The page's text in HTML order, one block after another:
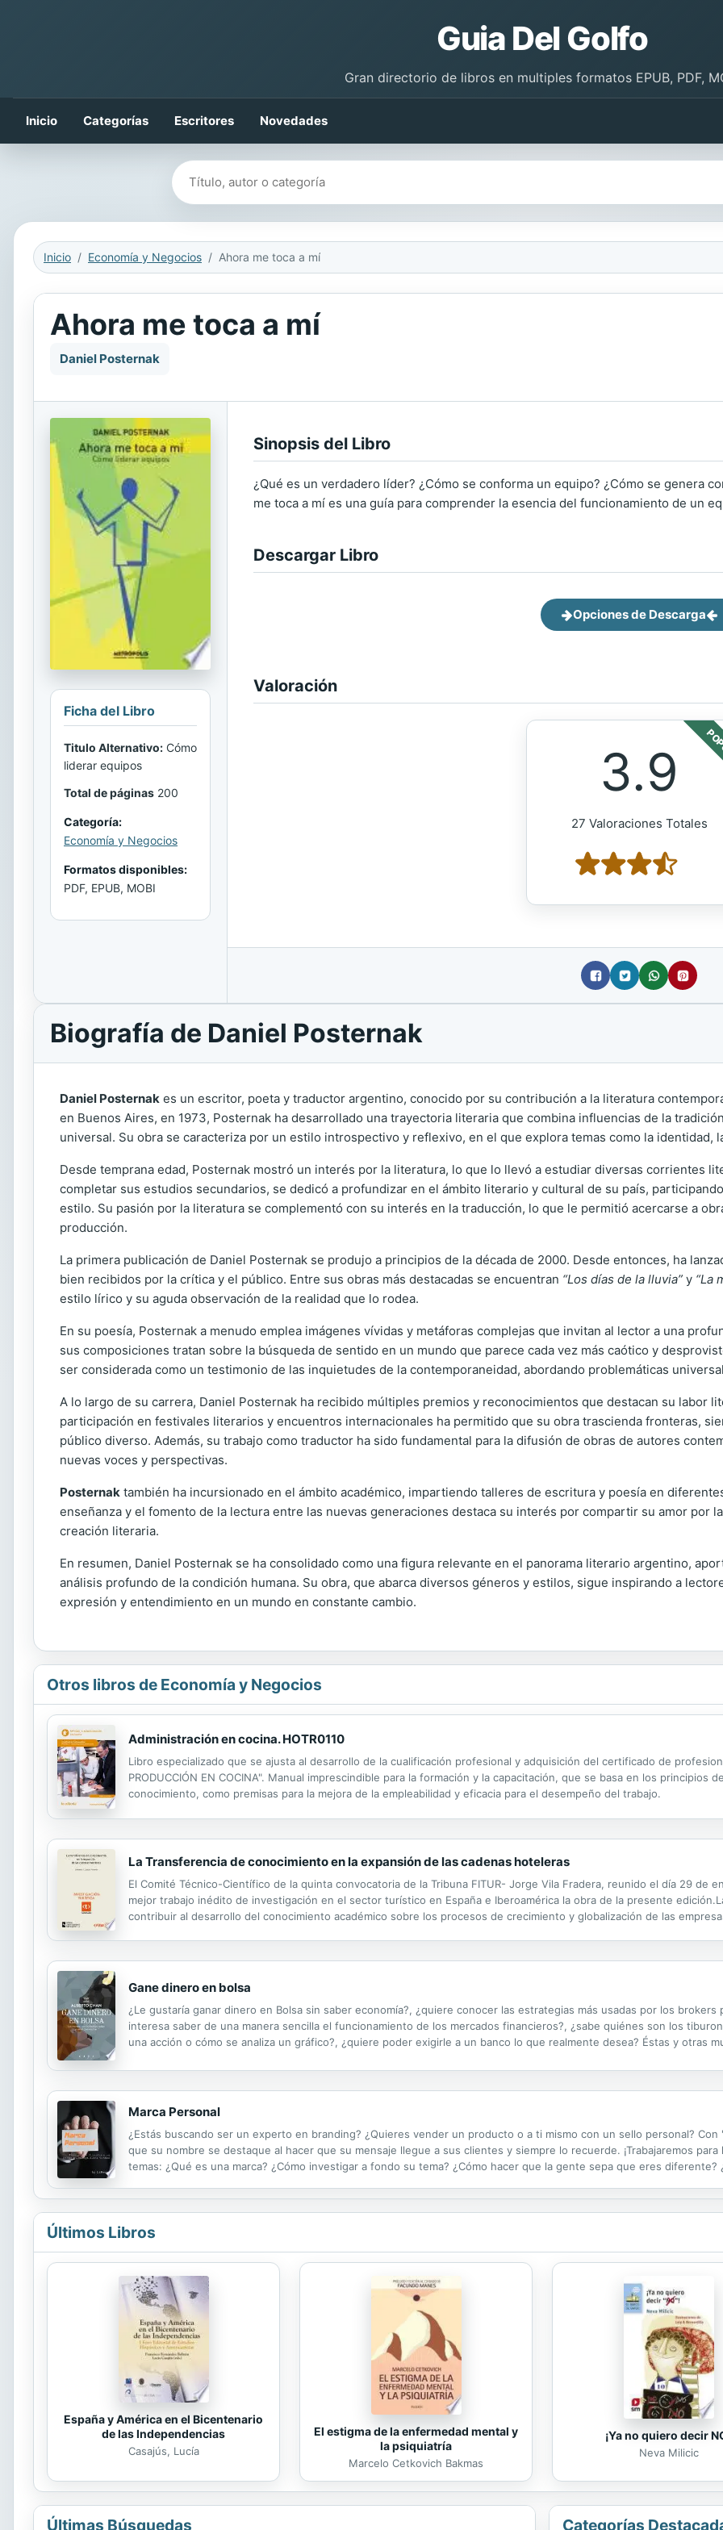
Guia Del Golfo
Gran directorio de libros en multiples formatos EPUB, PDF,
Inicio Categorías Escritores Novedades
Buscar libros
Inicio Economía y Negocios Ahora me toca a mí
Ahora me toca a mí
Daniel Posternak
Ficha del Libro
Titulo Alternativo: Cómo
liderar equipos
Total de páginas 200
Categoría:
Economía y Negocios
Formatos disponibles:
PDF, EPUB, MOBI
Sinopsis del Libro
¿Qué es un verdadero líder? ¿Cómo se conforma un equipo? ¿Cómo se genera
me toca a mí es una guía para comprender la esencia del funcionamiento de un
Descargar Libro
Opciones de Descarga
Valoración
3.9
27 Valoraciones Totales
Biografía de Daniel Posternak
Daniel Posternak es un escritor, poeta y traductor argentino, conocido por su contribución a la literatura
en Buenos Aires, en 1973, Posternak ha desarrollado una trayectoria literaria que combina influencias de la
universal. Su obra se caracteriza por un estilo introspectivo y reflexivo, en el que explora temas como la identidad,
Desde temprana edad, Posternak mostró un interés por la literatura, lo que lo llevó a estudiar diversas corrientes
completar sus estudios secundarios, se dedicó a profundizar en el ámbito literario y cultural de su país,
estilo. Su pasión por la literatura se complementó con su interés en la traducción, lo que le permitió acercarse a
producción.
La primera publicación de Daniel Posternak se produjo a principios de la década de 2000. Desde entonces, ha
bien recibidos por la crítica y el público. Entre sus obras más destacadas se encuentran “Los días de la lluvia” y “La
estilo lírico y su aguda observación de la realidad que lo rodea.
En su poesía, Posternak a menudo emplea imágenes vívidas y metáforas complejas que invitan al lector a una
sus composiciones tratan sobre la búsqueda de sentido en un mundo que parece cada vez más caótico y
ser considerada como un testimonio de las inquietudes de la contemporaneidad, abordando problemáticas
A lo largo de su carrera, Daniel Posternak ha recibido múltiples premios y reconocimientos que destacan su labor
participación en festivales literarios y encuentros internacionales ha permitido que su obra trascienda fronteras,
público diverso. Además, su trabajo como traductor ha sido fundamental para la difusión de obras de autores
nuevas voces y perspectivas.
Posternak también ha incursionado en el ámbito académico, impartiendo talleres de escritura y poesía en
enseñanza y el fomento de la lectura entre las nuevas generaciones destaca su interés por compartir su amor por
creación literaria.
En resumen, Daniel Posternak se ha consolidado como una figura relevante en el panorama literario argentino,
análisis profundo de la condición humana. Su obra, que abarca diversos géneros y estilos, sigue inspirando a
expresión y entendimiento en un mundo en constante cambio.
Otros libros de Economía y Negocios
Administración en cocina. HOTR0110
Libro especializado que se ajusta al desarrollo de la cualificación profesional y adquisición del certificado de
PRODUCCIÓN EN COCINA". Manual imprescindible para la formación y la capacitación, que se basa en los principios
conocimiento, como premisas para la mejora de la empleabilidad y eficacia para el desempeño del trabajo.
La Transferencia de conocimiento en la expansión de las cadenas hoteleras
El Comité Técnico-Científico de la quinta convocatoria de la Tribuna FITUR- Jorge Vila Fradera, reunido el día 29 de
mejor trabajo inédito de investigación en el sector turístico en España e Iberoamérica la obra de la presente
contribuir al desarrollo del conocimiento académico sobre los procesos de crecimiento y globalización de las
Gane dinero en bolsa
¿Le gustaría ganar dinero en Bolsa sin saber economía?, ¿quiere conocer las estrategias más usadas por los brokers
interesa saber de una manera sencilla el funcionamiento de los mercados financieros?, ¿sabe quiénes son los
una acción o cómo se analiza un gráfico?, ¿quiere poder exigirle a un banco lo que realmente desea? Éstas y otras
Marca Personal
¿Estás buscando ser un experto en branding? ¿Quieres vender un producto o a ti mismo con un sello personal?
que su nombre se destaque al hacer que su mensaje llegue a sus clientes y siempre lo recuerde. ¡Trabajaremos
temas: ¿Qué es una marca? ¿Cómo investigar a fondo su tema? ¿Cómo hacer que la gente sepa que eres
Últimos Libros
España y América en el Bicentenario
de las Independencias
Casajús, Lucía
El estigma de la enfermedad mental y
la psiquiatría
Marcelo Cetkovich Bakmas
¡Ya no quiero decir
Neva Milicic
Últimas Búsquedas Categorías